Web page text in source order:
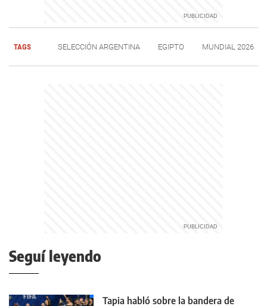
TAGS SELECCIÓN ARGENTINA EGIPTO MUNDIAL 2026
Seguí leyendo
Tapia habló sobre la bandera de